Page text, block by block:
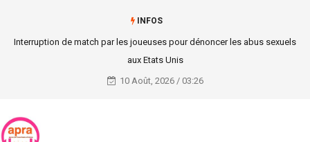
INFOS
Abdoulaye Wade offre l’hospitalité à Alpha Condé.
10 Août, 2026 / 03:26